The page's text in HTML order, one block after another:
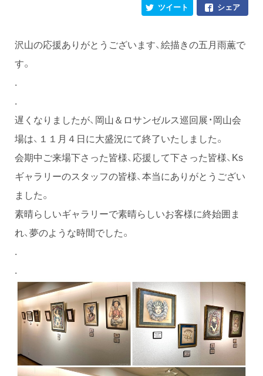
シェア
ツイート
沢山の応援ありがとうございます、絵描きの五月雨薫で
す。
.
.
遅くなりましたが、岡山＆ロサンゼルス巡回展・岡山会
場は、１１月４日に大盛況にて終了いたしました。
会期中ご来場下さった皆様、応援して下さった皆様、Ks
ギャラリーのスタッフの皆様、本当にありがとうござい
ました。
素晴らしいギャラリーで素晴らしいお客様に終始囲ま
れ、夢のような時間でした。
.
.